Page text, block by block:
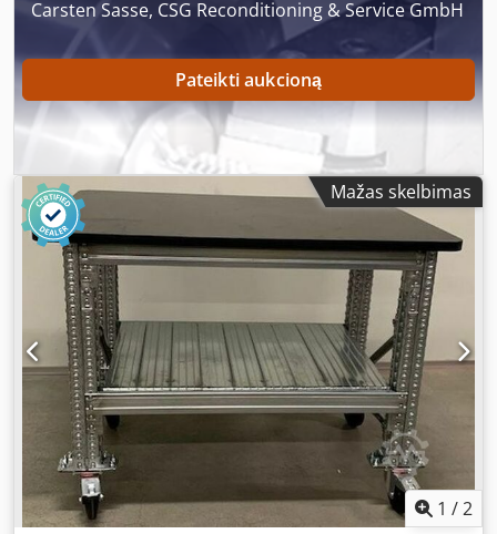
Carsten Sasse, CSG Reconditioning & Service GmbH
Pateikti aukcioną
Mažas skelbimas
1 /2